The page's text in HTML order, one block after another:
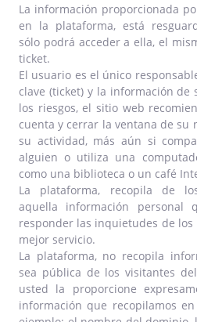
La información proporcionada
en la plataforma, está
sólo podrá acceder a ella, el
ticket.
El usuario es el único
clave (ticket) y la información
los riesgos, el sitio web
cuenta y cerrar la ventana de su
su actividad, más aún si
alguien o utiliza una
como una biblioteca o un café
La plataforma, recopila de
aquella información personal
responder las inquietudes de
mejor servicio.
La plataforma, no recopila
sea pública de los visitantes
usted la proporcione
información que recopilamos